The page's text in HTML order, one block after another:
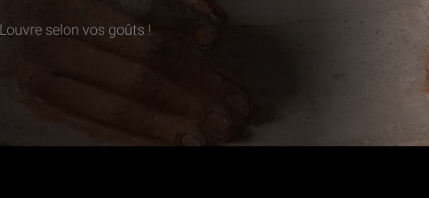
selon vos goûts !